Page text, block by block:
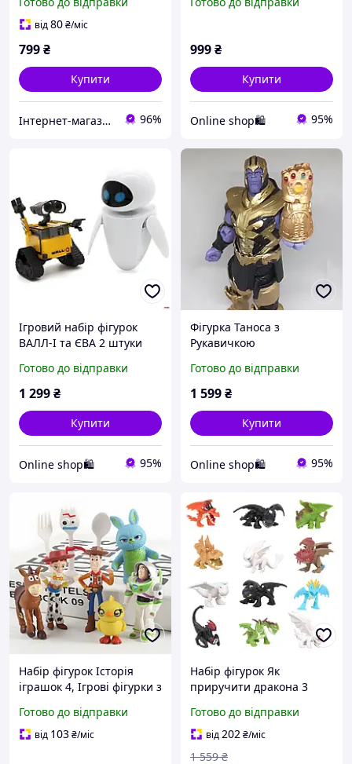
від80₴/міс
799₴
Купити
Інтернет-магазин "Техно вовки" 96%
999₴
Купити
Online shop🛍 95%
Ігровий набір фігурок
ВАЛЛ-І та ЄВА 2 штуки
Готово до відправки
1 299₴
Купити
Online shop🛍 95%
Фігурка Таноса з
Рукавичкою
Готово до відправки
1 599₴
Купити
Online shop🛍 95%
Набір фігурок Історія
іграшок 4, Ігрові фігурки з
шт, Іграшка Вуді, Базз
Лайтер, Джессі, Форки
Готово до відправки
від 103₴/міс
Набір фігурок Як
приручити дракона 3
мультфільму Як
приручити дракона 12 шт
Seli
Готово до відправки
від202₴/міс
1 559 ₴